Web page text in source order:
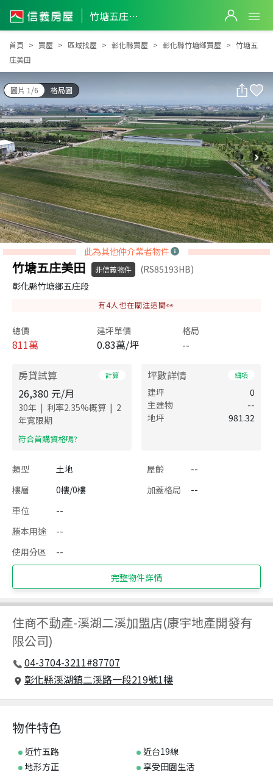
竹塘五庄美田
竹塘五庄美田
首頁 買屋 區域找屋 彰化縣買屋 彰化縣竹塘鄉買屋
竹塘五
庄美田
圖片 1/6 格局圖
此為其他仲介業者物件
竹塘五庄美田 非信義物件
(RS85193HB)
彰化縣竹塘鄉五庄段
有4人也在關注這間👀
總價
811萬
建坪單價
0.83萬/坪
格局
--
房貸試算 計算
26,380 元/月
30年 | 利率2.35%概算 | 2
年寬限期
​符合首購資格嗎?
坪數詳情 細項
建坪
0
主建物
--
地坪
981.32
類型 土地 屋齡
--
樓層
0樓/0樓 加蓋格局
--
車位
--
謄本用途
--
使用分區
--
完整物件詳情
住商不動產-溪湖二溪加盟店(康宇地產開發有
限公司)
04-3704-3211#87707
彰化縣溪湖鎮二溪路一段219號1樓
物件特色
近竹五路
近台19線
地形方正
享受田園生活